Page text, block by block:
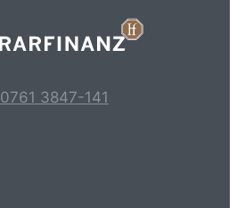
0761 3847-141